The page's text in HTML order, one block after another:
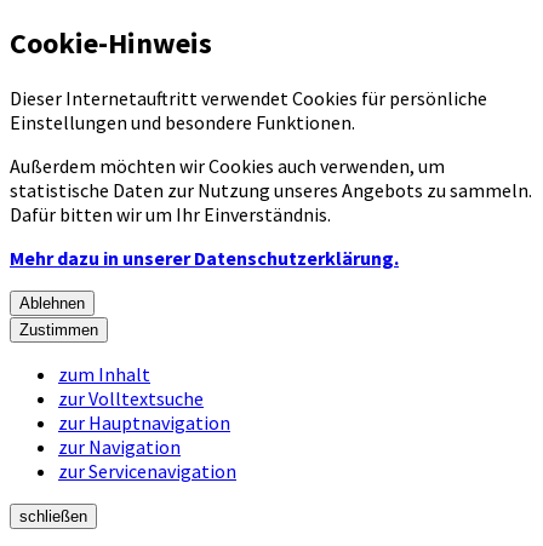
Cookie-Hinweis
Dieser Internetauftritt verwendet Cookies für persönliche
Einstellungen und besondere Funktionen.
Außerdem möchten wir Cookies auch verwenden, um
statistische Daten zur Nutzung unseres Angebots zu sammeln.
Dafür bitten wir um Ihr Einverständnis.
Mehr dazu in unserer Datenschutzerklärung.
Ablehnen
Zustimmen
zum Inhalt
zur Volltextsuche
zur Hauptnavigation
zur Navigation
zur Servicenavigation
schließen